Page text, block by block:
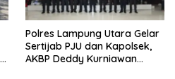
Polres Lampung Utara Gelar
Sertijab PJU dan Kapolsek,
AKBP Deddy Kurniawan